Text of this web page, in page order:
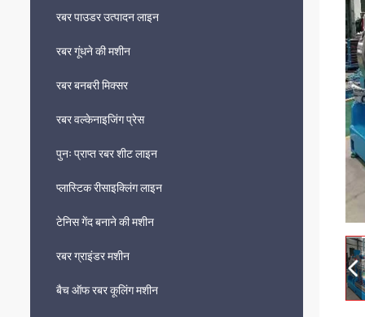
रबर पाउडर उत्पादन लाइन
रबर गूंधने की मशीन
रबर बनबरी मिक्सर
रबर वल्केनाइजिंग प्रेस
पुनः प्राप्त रबर शीट लाइन
प्लास्टिक रीसाइक्लिंग लाइन
टेनिस गेंद बनाने की मशीन
रबर ग्राइंडर मशीन
बैच ऑफ रबर कूलिंग मशीन